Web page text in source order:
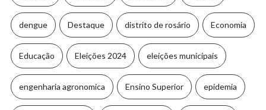
dengue Destaque distrito de rosário Economia
Educação Eleições 2024 eleições municipais
engenharia agronomica Ensino Superior epidemia